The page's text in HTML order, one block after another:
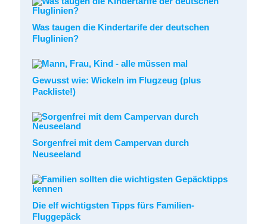
Was taugen die Kindertarife der deutschen
Fluglinien?
Gewusst wie: Wickeln im Flugzeug (plus
Packliste!)
Sorgenfrei mit dem Campervan durch
Neuseeland
Die elf wichtigsten Tipps fürs Familien-
Fluggepäck